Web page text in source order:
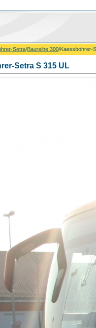
Setra/Baureihe 300/Kaessbohrer-
Setra S 315 UL